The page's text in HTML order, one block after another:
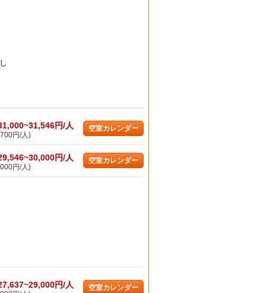
円/人
円/人)
空室カレンダー
円/人
円/人)
空室カレンダー
円/人 空室カレンダー